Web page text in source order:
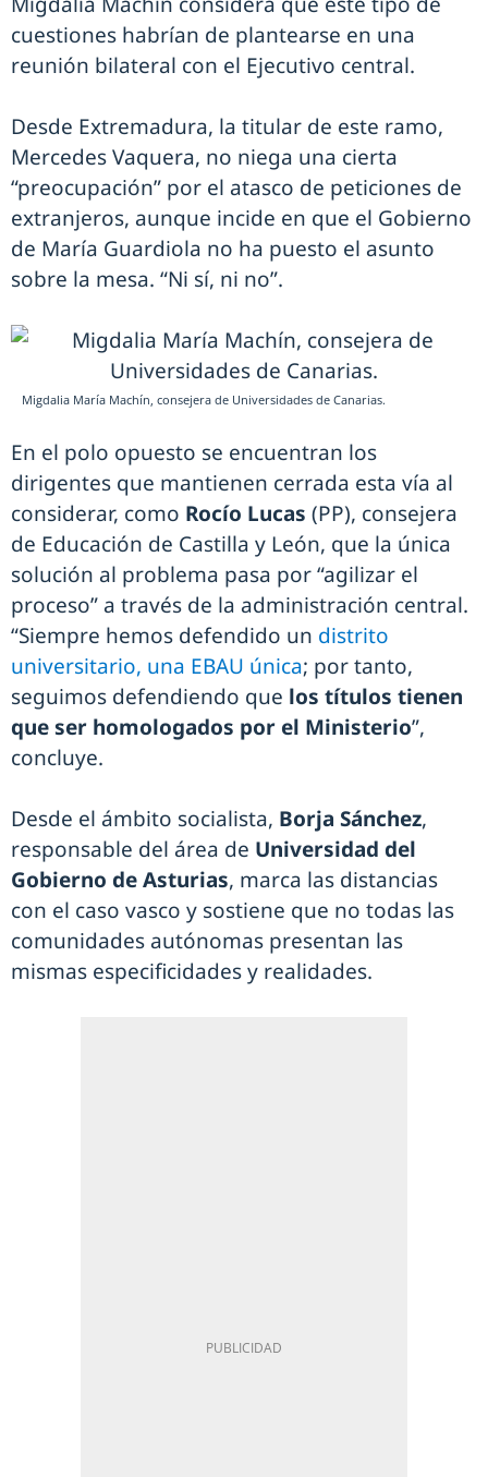
cuestiones habrían de plantearse en una
reunión bilateral con el Ejecutivo central.
Desde Extremadura, la titular de este ramo,
Mercedes Vaquera, no niega una cierta
“preocupación” por el atasco de peticiones de
extranjeros, aunque incide en que el Gobierno
de María Guardiola no ha puesto el asunto
sobre la mesa. “Ni sí, ni no”.
Migdalia María Machín, consejera de Universidades de Canarias.
En el polo opuesto se encuentran los
dirigentes que mantienen cerrada esta vía al
considerar, como Rocío Lucas (PP), consejera
de Educación de Castilla y León, que la única
solución al problema pasa por “agilizar el
proceso” a través de la administración central.
“Siempre hemos defendido un distrito
universitario, una EBAU única; por tanto,
seguimos defendiendo que los títulos tienen
que ser homologados por el Ministerio”,
concluye.
Desde el ámbito socialista, Borja Sánchez,
responsable del área de Universidad del
Gobierno de Asturias, marca las distancias
con el caso vasco y sostiene que no todas las
comunidades autónomas presentan las
mismas especificidades y realidades.